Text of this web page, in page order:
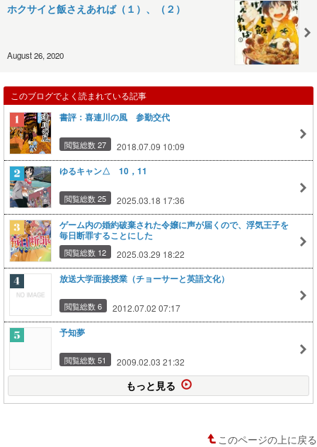
ホクサイと飯さえあれば（１）、（２）
August 26, 2020
このブログでよく読まれている記事
書評：喜連川の風 参勤交代
閲覧総数 27 2018.07.09 10:09
ゆるキャン△ 10，11
閲覧総数 25 2025.03.18 17:36
ゲーム内の婚約破棄された令嬢に声が届くので、浮気王子を
毎日断罪することにした
閲覧総数 12 2025.03.29 18:22
放送大学面接授業（チョーサーと英語文化）
閲覧総数 6 2012.07.02 07:17
予知夢
閲覧総数 51 2009.02.03 21:32
もっと見る
このページの上に戻る